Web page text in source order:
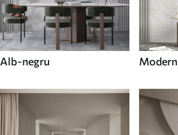
Alb-negru Modern